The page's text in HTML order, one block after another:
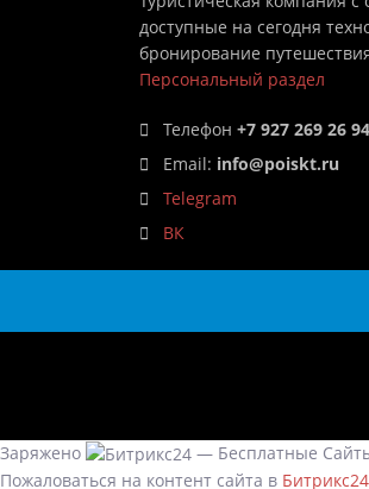
доступные на сегодня
бронирование
Персональный раздел
Телефон +7 927 269 26 94
Email: info@poiskt.ru
Telegram
ВК
Заряжено — Бесплатные
Пожаловаться на контент cайта в Битрикс24